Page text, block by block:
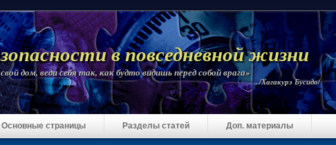
в повседневной жизни
дом, веди себя так, как будто видишь перед собой врага»
/Хагакурэ Бусидо/
Основные страницы Разделы статей Доп. материалы